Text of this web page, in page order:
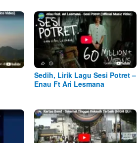
Sedih, Lirik Lagu Sesi Potret –
Enau Ft Ari Lesmana